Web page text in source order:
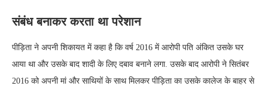
संबंध बनाकर करता था परेशान
पीड़िता ने अपनी शिकायत में कहा है कि वर्ष 2016 में आरोपी पति अंकित उसके घर
आया था और उसके बाद शादी के लिए दबाव बनाने लगा. उसके बाद आरोपी ने सितंबर
2016 को अपनी मां और साथियों के साथ मिलकर पीड़िता का उसके कालेज के बाहर से